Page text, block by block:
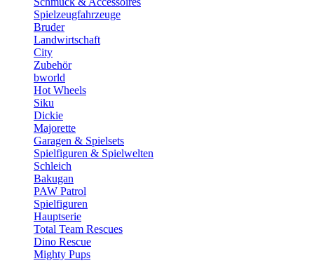
Spielzeugfahrzeuge
Bruder
Landwirtschaft
City
Zubehör
bworld
Hot Wheels
Siku
Dickie
Majorette
Garagen & Spielsets
Spielfiguren & Spielwelten
Schleich
Bakugan
PAW Patrol
Spielfiguren
Hauptserie
Total Team Rescues
Dino Rescue
Mighty Pups